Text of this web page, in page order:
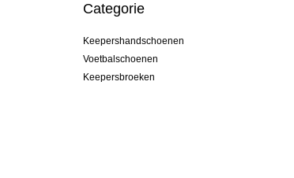
Categorie
Keepershandschoenen
Voetbalschoenen
Keepersbroeken